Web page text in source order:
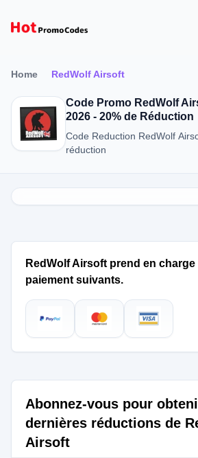
Home RedWolf Airsoft
Code Promo RedWolf
2026 - 20% de Réduction
Code Reduction RedWolf
réduction
RedWolf Airsoft prend en
paiement suivants.
Abonnez-vous pour
dernières réductions de
Airsoft